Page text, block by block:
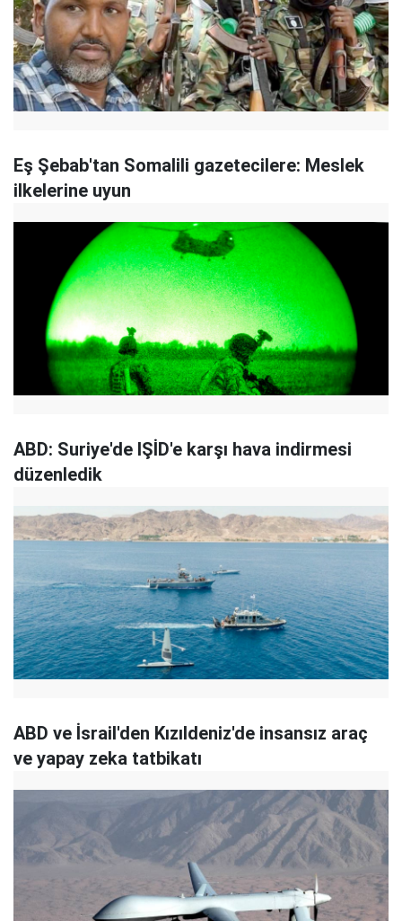
Eş Şebab'tan Somalili gazetecilere: Meslek
ilkelerine uyun
ABD: Suriye'de IŞİD'e karşı hava indirmesi
düzenledik
ABD ve İsrail'den Kızıldeniz'de insansız araç
ve yapay zeka tatbikatı